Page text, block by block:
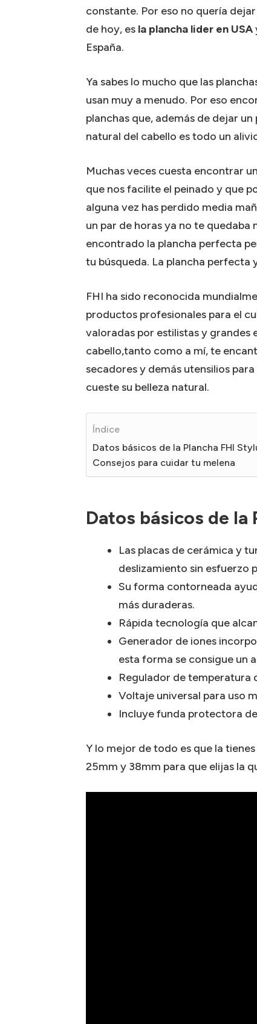
constante. Por eso no quería
de hoy, es la plancha lider en USA
España.
Ya sabes lo mucho que las
usan muy a menudo. Por eso
planchas que, además de dejar
natural del cabello es todo un
Muchas veces cuesta encontrar
que nos facilite el peinado y que
alguna vez has perdido media
un par de horas ya no te quedaba
encontrado la plancha perfecta
tu búsqueda. La plancha perfecta
FHI ha sido reconocida
productos profesionales para el
valoradas por estilistas y grandes
cabello,tanto como a mí, te
secadores y demás utensilios
cueste su belleza natural.
Índice
Datos básicos de la Plancha FHI
Consejos para cuidar tu melena
Datos básicos de la
Las placas de cerámica y
deslizamiento sin esfuerzo
Su forma contorneada
más duraderas.
Rápida tecnología que
Generador de iones
esta forma se consigue un
Regulador de temperatura
Voltaje universal para uso
Incluye funda protectora
Y lo mejor de todo es que la
25mm y 38mm para que elijas la